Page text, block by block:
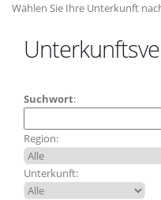
Wählen Sie Ihre Unterkunft
Suchwort:
Region:
Unterkunft: